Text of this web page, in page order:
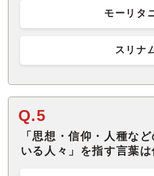
モーリタ
スリナ
Q.5
「思想・信仰・人種な
いる人々」を指す言葉は